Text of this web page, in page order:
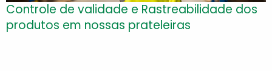
Controle de validade e Rastreabilidade dos
produtos em nossas prateleiras